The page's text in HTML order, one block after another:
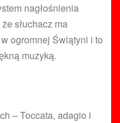
nagłośnienia
słuchacz ma
ogromnej Świątyni i to
muzyką.
– Toccata, adagio i